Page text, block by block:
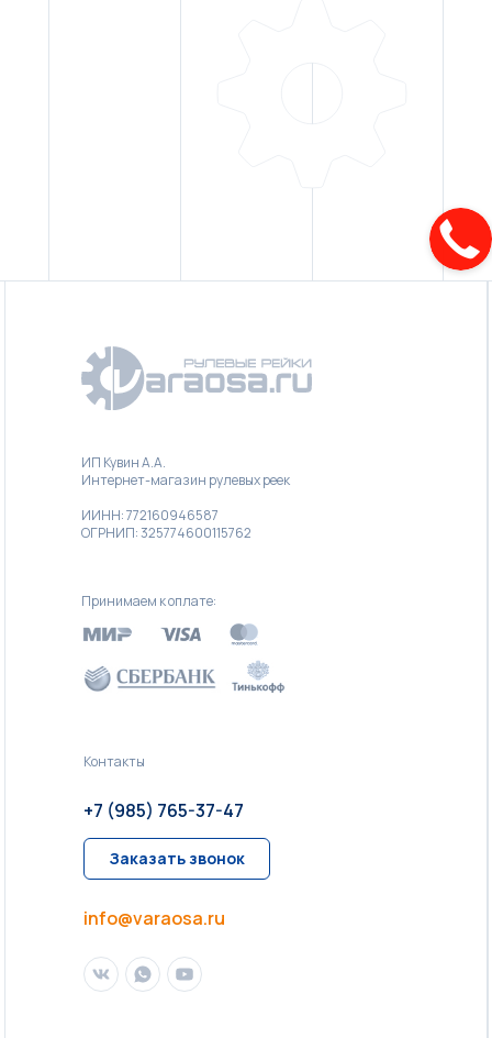
Принимаем к оплате:
Контакты
ИП Кувин А.А.
Интернет-магазин рулевых реек
ИИНН: 772160946587
ОГРНИП: 325774600115762
info@varaosa.ru
+7 (985) 765-37-47
Заказать звонок